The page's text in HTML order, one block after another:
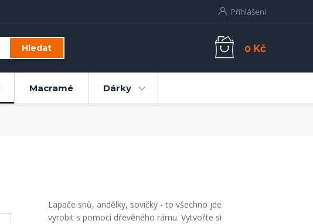
Přihlášení
Hledat 0 Kč
Macramé Dárky
Lapače snů, andělky, sovičky - to všechno jde
vyrobit s pomocí dřevěného rámu. Vytvořte si